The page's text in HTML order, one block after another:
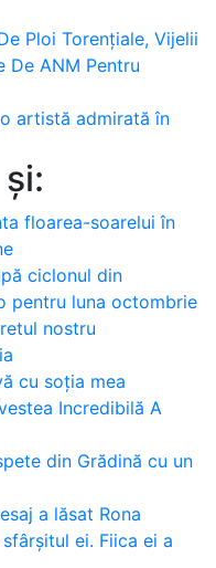
Ploi Torențiale, Vijelii
De ANM Pentru
artistă admirată în
floarea-soarelui în
ciclonul din
pentru luna octombrie
nostru
cu soția mea
Incredibilă A
din Grădină cu un
a lăsat Rona
ei. Fiica ei a